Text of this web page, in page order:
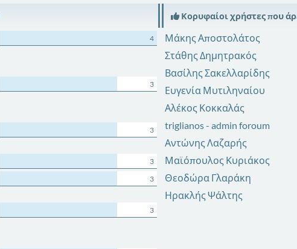
4
3
3
3
3
3
Κορυφαίοι χρήστες που
Μάκης Αποστολάτος
Στάθης Δημητρακός
Βασίλης Σακελλαρίδης
Ευγενία Μυτιληναίου
Αλέκος Κοκκαλάς
triglianos - admin foroum
Αντώνης Λαζαρής
Μαϊόπουλος Κυριάκος
Θεοδώρα Γλαράκη
Ηρακλής Ψάλτης